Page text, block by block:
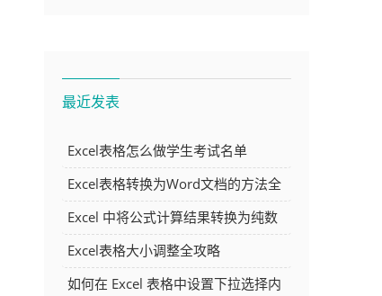
最近发表
Excel表格怎么做学生考试名单
Excel表格转换为Word文档的方法全
解析
Excel 中将公式计算结果转换为纯数
字的多种方法
Excel表格大小调整全攻略
如何在 Excel 表格中设置下拉选择内